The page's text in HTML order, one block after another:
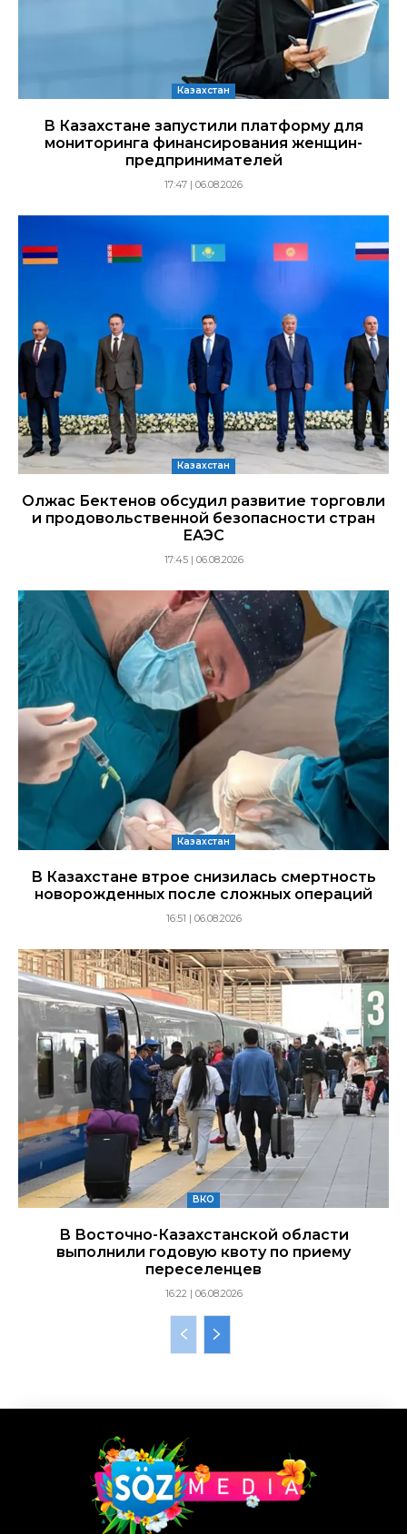
Казахстан
В Казахстане запустили платформу для
мониторинга финансирования женщин-
предпринимателей
17:47 | 06.08.2026
Казахстан
Олжас Бектенов обсудил развитие торговли
и продовольственной безопасности стран
ЕАЭС
17:45 | 06.08.2026
Казахстан
В Казахстане втрое снизилась смертность
новорожденных после сложных операций
16:51 | 06.08.2026
ВКО
В Восточно-Казахстанской области
выполнили годовую квоту по приему
переселенцев
16:22 | 06.08.2026